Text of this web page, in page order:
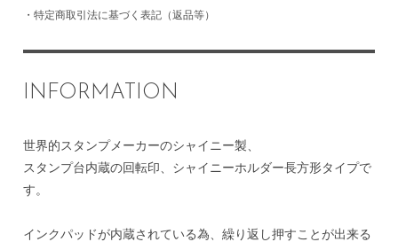
・ 特定商取引法に基づく表記（返品等）
INFORMATION
世界的スタンプメーカーのシャイニー製、
スタンプ台内蔵の回転印、シャイニーホルダー長方形タイプで
す。
インクパッドが内蔵されている為、繰り返し押すことが出来る